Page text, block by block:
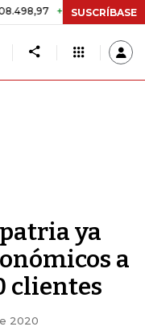
+$ 8.753,81 +2,19%
SUSCRÍBASE
ya
a
clientes
2020